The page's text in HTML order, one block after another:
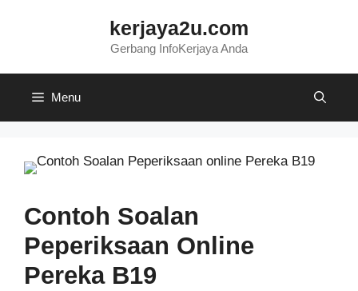
kerjaya2u.com
Gerbang InfoKerjaya Anda
Menu
Contoh Soalan
Peperiksaan Online
Pereka B19